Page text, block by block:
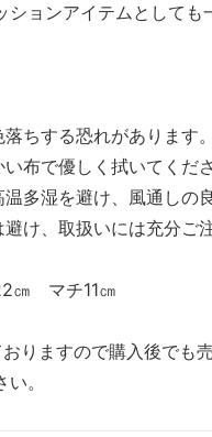
ションアイテムとしても
ちする恐れがあります
布で優しく拭いてくださ
多湿を避け、風通しの
け、取扱いには充分ご
㎝ マチ11㎝
りますので購入後でも
。